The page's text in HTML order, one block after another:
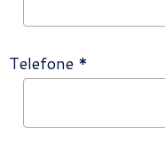
Telefone *